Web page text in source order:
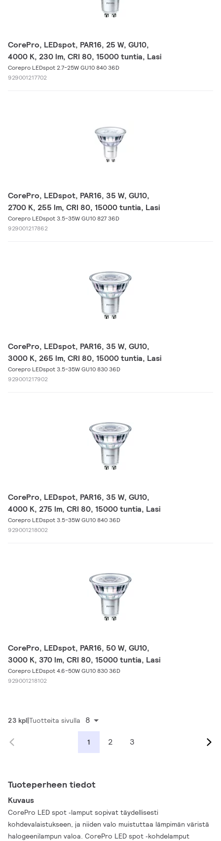
CorePro, LEDspot, PAR16, 25 W, GU10,
4000 K, 230 lm, CRI 80, 15000 tuntia, Lasi
Corepro LEDspot 2.7-25W GU10 840 36D
929001217702
CorePro, LEDspot, PAR16, 35 W, GU10,
2700 K, 255 lm, CRI 80, 15000 tuntia, Lasi
Corepro LEDspot 3.5-35W GU10 827 36D
929001217862
CorePro, LEDspot, PAR16, 35 W, GU10,
3000 K, 265 lm, CRI 80, 15000 tuntia, Lasi
Corepro LEDspot 3.5-35W GU10 830 36D
929001217902
CorePro, LEDspot, PAR16, 35 W, GU10,
4000 K, 275 lm, CRI 80, 15000 tuntia, Lasi
Corepro LEDspot 3.5-35W GU10 840 36D
929001218002
CorePro, LEDspot, PAR16, 50 W, GU10,
3000 K, 370 lm, CRI 80, 15000 tuntia, Lasi
Corepro LEDspot 4.6-50W GU10 830 36D
929001218102
23 kpl Tuotteita sivulla 8
1 2 3
Tuoteperheen tiedot
Kuvaus
CorePro LED spot ‑lamput sopivat täydellisesti
kohdevalaistukseen, ja niiden valo muistuttaa lämpimän väristä
halogeenilampun valoa. CorePro LED spot ‑kohdelamput